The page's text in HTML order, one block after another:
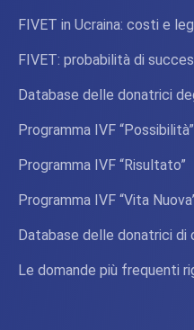
FIVET in Ucraina: costi e
FIVET: probabilità di
Database delle donatrici
Programma IVF “Possibilità”
Programma IVF “Risultato”
Programma IVF “Vita
Database delle donatrici di
Le domande più frequenti